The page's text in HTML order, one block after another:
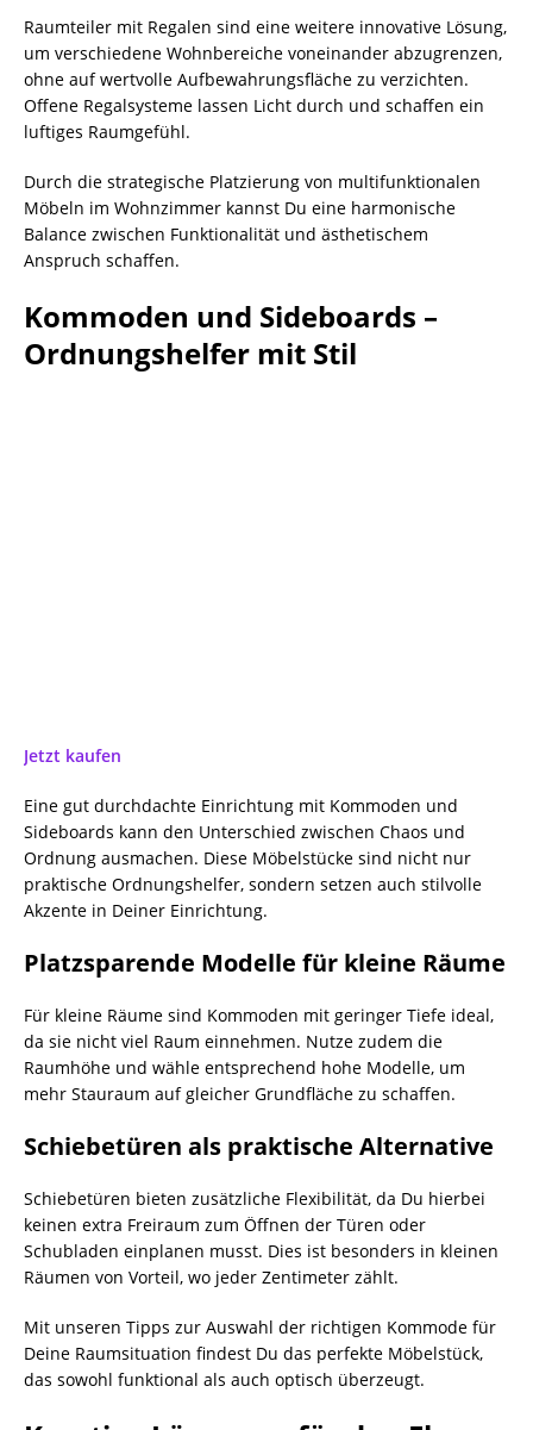
Raumteiler mit Regalen sind eine weitere innovative Lösung,
um verschiedene Wohnbereiche voneinander abzugrenzen,
ohne auf wertvolle Aufbewahrungsfläche zu verzichten.
Offene Regalsysteme lassen Licht durch und schaffen ein
luftiges Raumgefühl.
Durch die strategische Platzierung von multifunktionalen
Möbeln im Wohnzimmer kannst Du eine harmonische
Balance zwischen Funktionalität und ästhetischem
Anspruch schaffen.
Kommoden und Sideboards –
Ordnungshelfer mit Stil
Jetzt kaufen
Eine gut durchdachte Einrichtung mit Kommoden und
Sideboards kann den Unterschied zwischen Chaos und
Ordnung ausmachen. Diese Möbelstücke sind nicht nur
praktische Ordnungshelfer, sondern setzen auch stilvolle
Akzente in Deiner Einrichtung.
Platzsparende Modelle für kleine Räume
Für kleine Räume sind Kommoden mit geringer Tiefe ideal,
da sie nicht viel Raum einnehmen. Nutze zudem die
Raumhöhe und wähle entsprechend hohe Modelle, um
mehr Stauraum auf gleicher Grundfläche zu schaffen.
Schiebetüren als praktische Alternative
Schiebetüren bieten zusätzliche Flexibilität, da Du hierbei
keinen extra Freiraum zum Öffnen der Türen oder
Schubladen einplanen musst. Dies ist besonders in kleinen
Räumen von Vorteil, wo jeder Zentimeter zählt.
Mit unseren Tipps zur Auswahl der richtigen Kommode für
Deine Raumsituation findest Du das perfekte Möbelstück,
das sowohl funktional als auch optisch überzeugt.